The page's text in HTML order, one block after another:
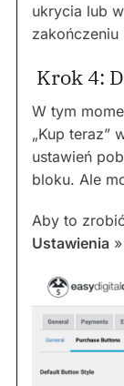
ukrycia lub
zakończeniu
Krok 4:
W tym
„Kup teraz”
ustawień
bloku. Ale
Aby to
Ustawienia »